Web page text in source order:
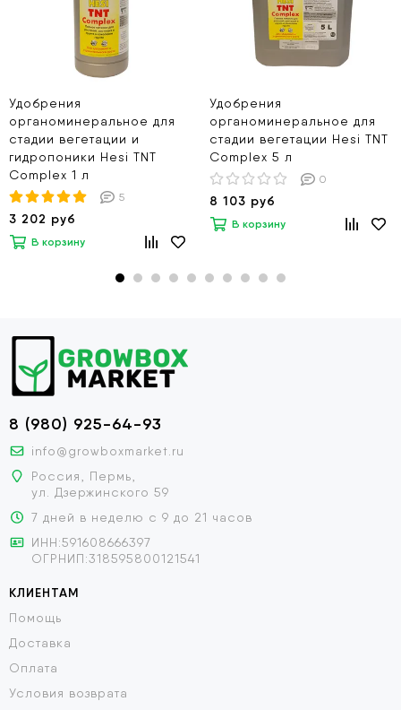
Удобрения
органоминеральное для
стадии вегетации и
гидропоники Hesi TNT
Complex 1 л
5
3 202 руб
В корзину
Удобрения
органоминеральное для
стадии вегетации Hesi TNT
Complex 5 л
0
8 103 руб
В корзину
8 (980) 925-64-93
info@growboxmarket.ru
Россия, Пермь,
ул. Дзержинского 59
7 дней в неделю с 9 до 21 часов
ИНН:591608666397
ОГРНИП:318595800121541
КЛИЕНТАМ
Помощь
Доставка
Оплата
Условия возврата